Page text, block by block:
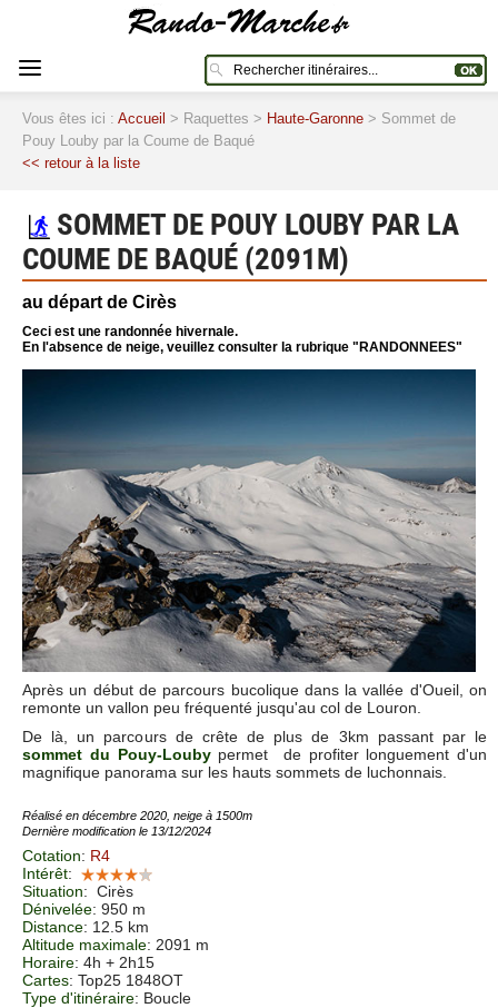
Vous êtes ici : Accueil > Raquettes > Haute-Garonne > Sommet de
Pouy Louby par la Coume de Baqué
<< retour à la liste
SOMMET DE POUY LOUBY PAR LA
COUME DE BAQUÉ (2091M)
au départ de Cirès
Ceci est une randonnée hivernale.
En l'absence de neige, veuillez consulter la rubrique "RANDONNEES"
Après un début de parcours bucolique dans la vallée d'Oueil, on
remonte un vallon peu fréquenté jusqu'au col de Louron.
De là, un parcours de crête de plus de 3km passant par le
sommet du Pouy-Loubypermet de profiter longuement d'un
magnifique panorama sur les hauts sommets de luchonnais.
Réalisé en décembre 2020, neige à 1500m
Dernière modification le 13/12/2024
Cotation: R4
Intérêt:
Situation: Cirès
Dénivelée: 950 m
Distance: 12.5 km
Altitude maximale: 2091 m
Horaire: 4h + 2h15
Cartes: Top25 1848OT
Type d'itinéraire: Boucle